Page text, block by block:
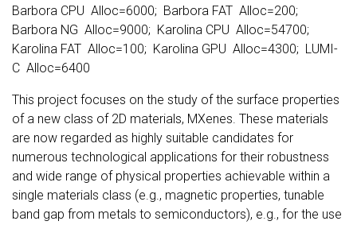
Barbora CPU Alloc=6000; Barbora FAT Alloc=200;
Barbora NG Alloc=9000; Karolina CPU Alloc=54700;
Karolina FAT Alloc=100; Karolina GPU Alloc=4300; LUMI-
C Alloc=6400
This project focuses on the study of the surface properties
of a new class of 2D materials, MXenes. These materials
are now regarded as highly suitable candidates for
numerous technological applications for their robustness
and wide range of physical properties achievable within a
single materials class (e.g., magnetic properties, tunable
band gap from metals to semiconductors), e.g., for the use